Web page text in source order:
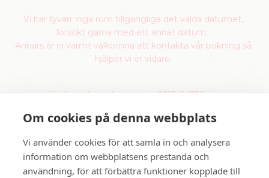
Om cookies på denna webbplats
Vi använder cookies för att samla in och analysera
information om webbplatsens prestanda och
användning, för att förbättra funktioner kopplade till
Vi har tyvärr inga rum tillgängliga det valda datumet,
försökt gärna med ett annat datum.
Annars är ni varmt välkomna att kontakta vår bokning så
hjälper vi er vidare.
Vänligen kontakta oss via 0159-34750 alt